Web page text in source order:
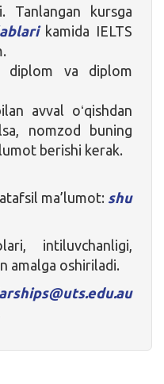
kursga
kamida IELTS
diplom va diplom
avval oʻqishdan
nomzod buning
berishi kerak.
ma’lumot: shu
intiluvchanligi,
amalga oshiriladi.